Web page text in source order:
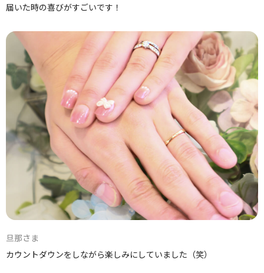
届いた時の喜びがすごいです！
旦那さま
カウントダウンをしながら楽しみにしていました（笑）